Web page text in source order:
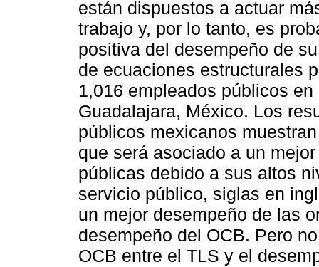
están dispuestos a actuar
trabajo y, por lo tanto, es
positiva del desempeño de
de ecuaciones estructurales
1,016 empleados públicos
Guadalajara, México. Los
públicos mexicanos
que será asociado a un
públicas debido a sus altos
servicio público, siglas en
un mejor desempeño de las
desempeño del OCB. Pero
OCB entre el TLS y el